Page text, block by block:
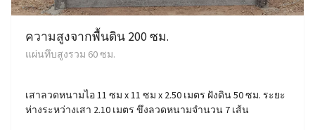
ความสูงจากพื้นดิน 200 ซม.
แผ่นทึบสูงรวม 60 ซม.
เสาลวดหนามไอ 11 ซม x 11 ซม x 2.50 เมตร ฝังดิน 50 ซม. ระยะ
ห่างระหว่างเสา 2.10 เมตร ขึงลวดหนามจำนวน 7 เส้น